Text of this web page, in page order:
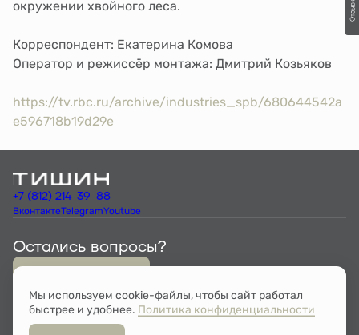
окружении хвойного леса.
Корреспондент: Екатерина Комова
Оператор и режиссёр монтажа: Дмитрий Козьяков
https://tv.rbc.ru/archive/industries_spb/680644542a
e596718b19d29e
+7 (812) 214-39-88
ВконтактеTelegramYoutube
ДокументыПолитика конфиденциальности
Проектная декларация на сайте наш.дом.рф
Остались вопросы?
Мы используем cookie-файлы, чтобы сайт работал
быстрее и удобнее. Политика конфиденциальности